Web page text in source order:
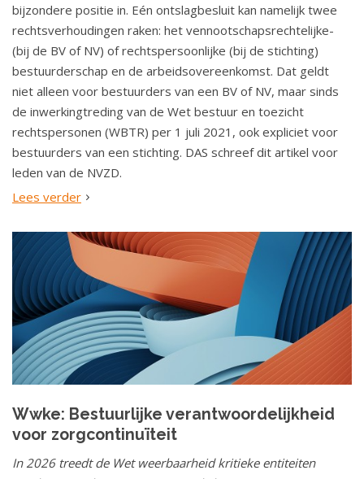
bijzondere positie in. Eén ontslagbesluit kan namelijk twee
rechtsverhoudingen raken: het vennootschapsrechtelijke-
(bij de BV of NV) of rechtspersoonlijke (bij de stichting)
bestuurderschap en de arbeidsovereenkomst. Dat geldt
niet alleen voor bestuurders van een BV of NV, maar sinds
de inwerkingtreding van de Wet bestuur en toezicht
rechtspersonen (WBTR) per 1 juli 2021, ook expliciet voor
bestuurders van een stichting. DAS schreef dit artikel voor
leden van de NVZD.
Lees verder
Wwke: Bestuurlijke verantwoordelijkheid
voor zorgcontinuïteit
In 2026 treedt de Wet weerbaarheid kritieke entiteiten